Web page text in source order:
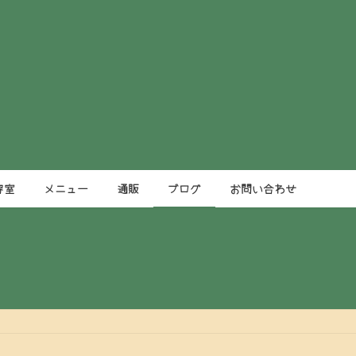
室 メニュー 通販 ブログ お問い合わせ